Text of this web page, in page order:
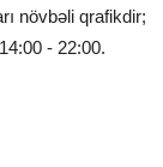
növbəli qrafikdir;
- 22:00.